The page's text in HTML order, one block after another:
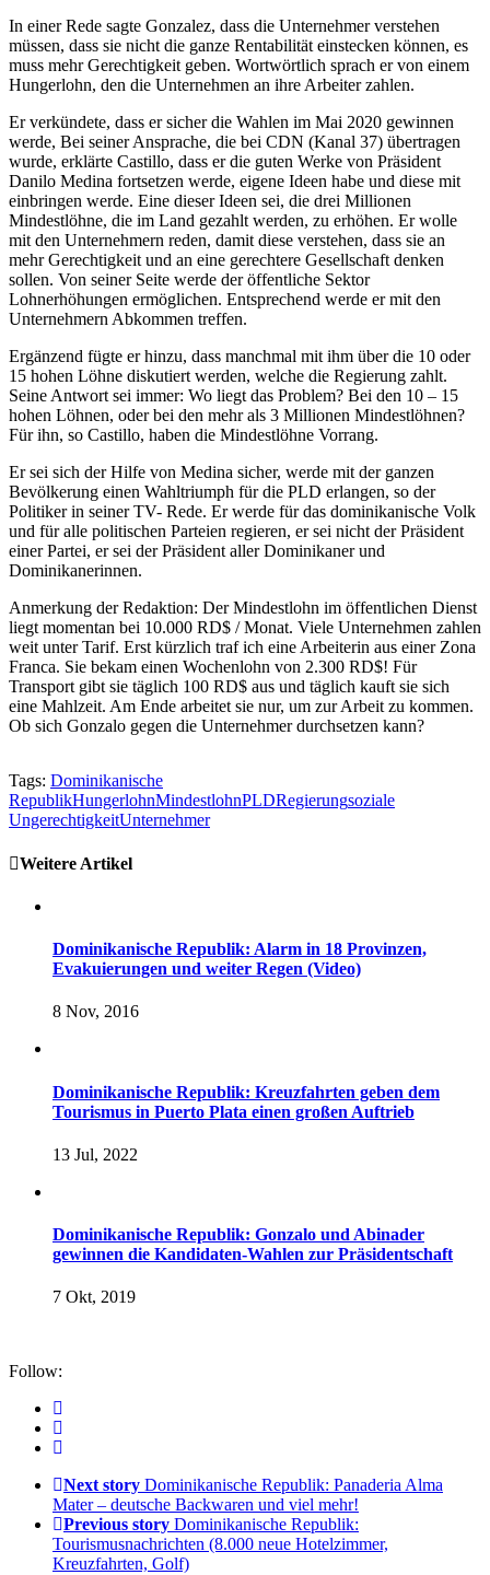
In einer Rede sagte Gonzalez, dass die Unternehmer verstehen
müssen, dass sie nicht die ganze Rentabilität einstecken können, es
muss mehr Gerechtigkeit geben. Wortwörtlich sprach er von einem
Hungerlohn, den die Unternehmen an ihre Arbeiter zahlen.
Er verkündete, dass er sicher die Wahlen im Mai 2020 gewinnen
werde, Bei seiner Ansprache, die bei CDN (Kanal 37) übertragen
wurde, erklärte Castillo, dass er die guten Werke von Präsident
Danilo Medina fortsetzen werde, eigene Ideen habe und diese mit
einbringen werde. Eine dieser Ideen sei, die drei Millionen
Mindestlöhne, die im Land gezahlt werden, zu erhöhen. Er wolle
mit den Unternehmern reden, damit diese verstehen, dass sie an
mehr Gerechtigkeit und an eine gerechtere Gesellschaft denken
sollen. Von seiner Seite werde der öffentliche Sektor
Lohnerhöhungen ermöglichen. Entsprechend werde er mit den
Unternehmern Abkommen treffen.
Ergänzend fügte er hinzu, dass manchmal mit ihm über die 10 oder
15 hohen Löhne diskutiert werden, welche die Regierung zahlt.
Seine Antwort sei immer: Wo liegt das Problem? Bei den 10 – 15
hohen Löhnen, oder bei den mehr als 3 Millionen Mindestlöhnen?
Für ihn, so Castillo, haben die Mindestlöhne Vorrang.
Er sei sich der Hilfe von Medina sicher, werde mit der ganzen
Bevölkerung einen Wahltriumph für die PLD erlangen, so der
Politiker in seiner TV- Rede. Er werde für das dominikanische Volk
und für alle politischen Parteien regieren, er sei nicht der Präsident
einer Partei, er sei der Präsident aller Dominikaner und
Dominikanerinnen.
Anmerkung der Redaktion: Der Mindestlohn im öffentlichen Dienst
liegt momentan bei 10.000 RD$ / Monat. Viele Unternehmen zahlen
weit unter Tarif. Erst kürzlich traf ich eine Arbeiterin aus einer Zona
Franca. Sie bekam einen Wochenlohn von 2.300 RD$! Für
Transport gibt sie täglich 100 RD$ aus und täglich kauft sie sich
eine Mahlzeit. Am Ende arbeitet sie nur, um zur Arbeit zu kommen.
Ob sich Gonzalo gegen die Unternehmer durchsetzen kann?
Tags: Dominikanische
RepublikHungerlohnMindestlohnPLDRegierungsoziale
UngerechtigkeitUnternehmer
Weitere Artikel
Dominikanische Republik: Alarm in 18 Provinzen,
Evakuierungen und weiter Regen (Video)
8 Nov, 2016
Dominikanische Republik: Kreuzfahrten geben dem
Tourismus in Puerto Plata einen großen Auftrieb
13 Jul, 2022
Dominikanische Republik: Gonzalo und Abinader
gewinnen die Kandidaten-Wahlen zur Präsidentschaft
7 Okt, 2019
Follow:
Next story Dominikanische Republik: Panaderia Alma
Mater – deutsche Backwaren und viel mehr!
Previous story Dominikanische Republik:
Tourismusnachrichten (8.000 neue Hotelzimmer,
Kreuzfahrten, Golf)